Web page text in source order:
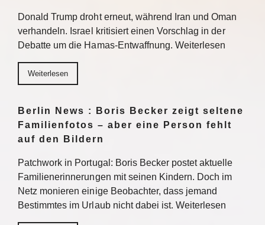
Donald Trump droht erneut, während Iran und Oman
verhandeln. Israel kritisiert einen Vorschlag in der
Debatte um die Hamas-Entwaffnung. Weiterlesen
Weiterlesen
Berlin News : Boris Becker zeigt seltene
Familienfotos – aber eine Person fehlt
auf den Bildern
Patchwork in Portugal: Boris Becker postet aktuelle
Familienerinnerungen mit seinen Kindern. Doch im
Netz monieren einige Beobachter, dass jemand
Bestimmtes im Urlaub nicht dabei ist. Weiterlesen